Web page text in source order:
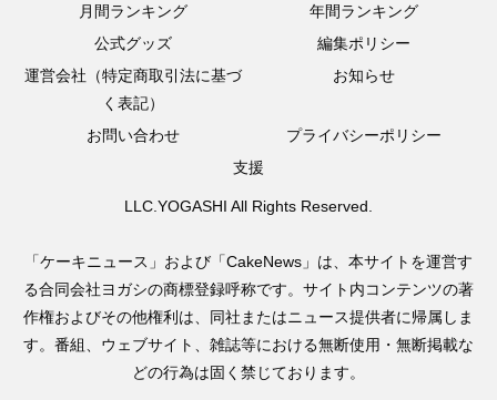
月間ランキング
年間ランキング
公式グッズ
編集ポリシー
運営会社（特定商取引法に基づ
く表記）
お知らせ
お問い合わせ
プライバシーポリシー
支援
LLC.YOGASHI All Rights Reserved.
「ケーキニュース」および「CakeNews」は、本サイトを運営す
る合同会社ヨガシの商標登録呼称です。サイト内コンテンツの著
作権およびその他権利は、同社またはニュース提供者に帰属しま
す。番組、ウェブサイト、雑誌等における無断使用・無断掲載な
どの行為は固く禁じております。